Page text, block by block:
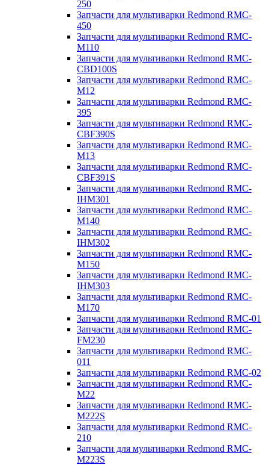
250
Запчасти для мультиварки Redmond RMC-
450
Запчасти для мультиварки Redmond RMC-
M110
Запчасти для мультиварки Redmond RMC-
CBD100S
Запчасти для мультиварки Redmond RMC-
M12
Запчасти для мультиварки Redmond RMC-
395
Запчасти для мультиварки Redmond RMC-
CBF390S
Запчасти для мультиварки Redmond RMC-
M13
Запчасти для мультиварки Redmond RMC-
CBF391S
Запчасти для мультиварки Redmond RMC-
IHM301
Запчасти для мультиварки Redmond RMC-
M140
Запчасти для мультиварки Redmond RMC-
IHM302
Запчасти для мультиварки Redmond RMC-
M150
Запчасти для мультиварки Redmond RMC-
IHM303
Запчасти для мультиварки Redmond RMC-
M170
Запчасти для мультиварки Redmond RMC-01
Запчасти для мультиварки Redmond RMC-
FM230
Запчасти для мультиварки Redmond RMC-
011
Запчасти для мультиварки Redmond RMC-02
Запчасти для мультиварки Redmond RMC-
M22
Запчасти для мультиварки Redmond RMC-
M222S
Запчасти для мультиварки Redmond RMC-
210
Запчасти для мультиварки Redmond RMC-
M223S